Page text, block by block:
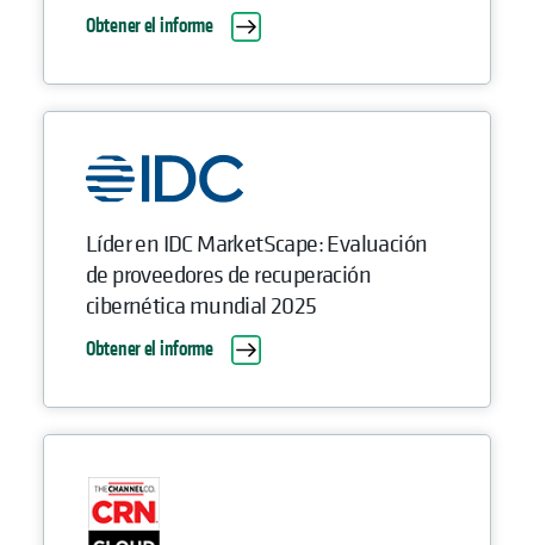
Obtener el informe
Líder en IDC MarketScape: Evaluación
de proveedores de recuperación
cibernética mundial 2025
Obtener el informe